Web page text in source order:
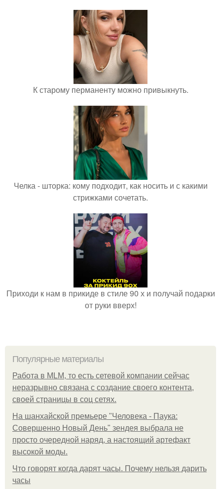
К старому перманенту можно привыкнуть.
Челка - шторка: кому подходит, как носить и с какими
стрижками сочетать.
Приходи к нам в прикиде в стиле 90 х и получай подарки
от руки вверх!
Популярные материалы
Работа в MLM, то есть сетевой компании сейчас
неразрывно связана с создание своего контента,
своей страницы в соц сетях.
На шанхайской премьере "Человека - Паука:
Совершенно Новый День" зендея выбрала не
просто очередной наряд, а настоящий артефакт
высокой моды.
Что говорят когда дарят часы. Почему нельзя дарить
часы